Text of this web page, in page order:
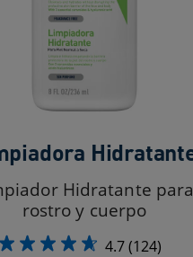
Hidratante para
rostro y cuerpo
4.7(124)